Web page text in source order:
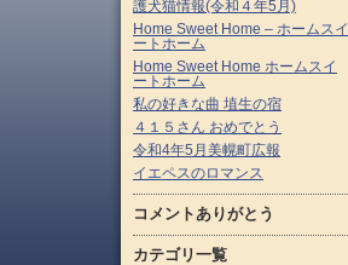
護犬猫情報(令和４年5月)
Home Sweet Home – ホームスイ
ートホーム
Home Sweet Home ホームスイ
ートホーム
私の好きな曲 埴生の宿
４１５さん おめでとう
令和4年5月美幌町広報
イエペスのロマンス
コメントありがとう
カテゴリ一覧